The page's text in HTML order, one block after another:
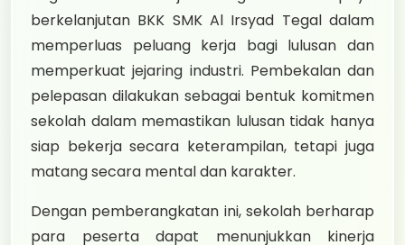
berkelanjutan BKK SMK Al Irsyad Tegal dalam
memperluas peluang kerja bagi lulusan dan
memperkuat jejaring industri. Pembekalan dan
pelepasan dilakukan sebagai bentuk komitmen
sekolah dalam memastikan lulusan tidak hanya
siap bekerja secara keterampilan, tetapi juga
matang secara mental dan karakter.
Dengan pemberangkatan ini, sekolah berharap
para peserta dapat menunjukkan kinerja